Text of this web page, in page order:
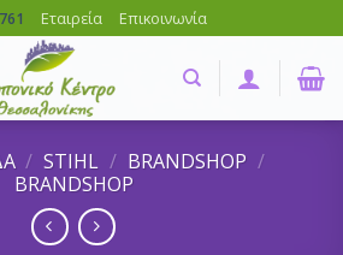
Εταιρεία Επικοινωνία
/ STIHL / BRANDSHOP /
BRANDSHOP